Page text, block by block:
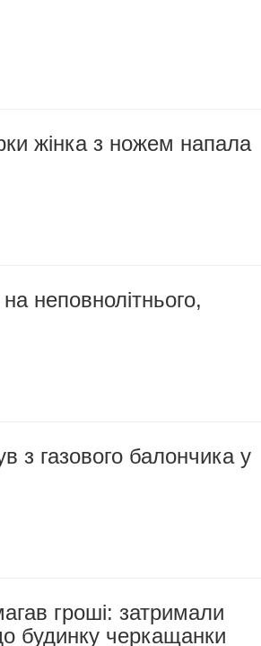
жінка з ножем напала
неповнолітнього,
з газового балончика у
гроші: затримали
будинку черкащанки